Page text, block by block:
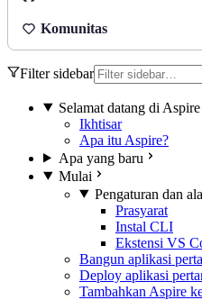
Komunitas
Filter sidebar
Selamat datang di Aspire
Ikhtisar
Apa itu Aspire?
Apa yang baru
Mulai
Pengaturan dan
Prasyarat
Instal CLI
Ekstensi VS
Bangun aplikasi
Deploy aplikasi
Tambahkan Aspire